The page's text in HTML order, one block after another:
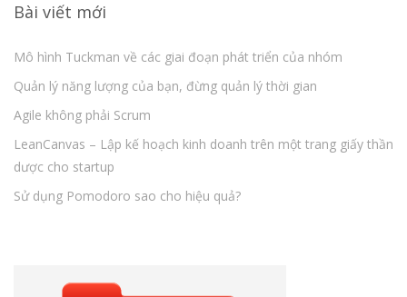
Bài viết mới
Mô hình Tuckman về các giai đoạn phát triển của nhóm
Quản lý năng lượng của bạn, đừng quản lý thời gian
Agile không phải Scrum
LeanCanvas – Lập kế hoạch kinh doanh trên một trang giấy thần
dược cho startup
Sử dụng Pomodoro sao cho hiệu quả?